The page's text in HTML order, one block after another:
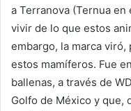
a Terranova (Ternua
vivir de lo que estos
embargo, la marca
estos mamíferos. Fue
ballenas, a través de
Golfo de México y que,